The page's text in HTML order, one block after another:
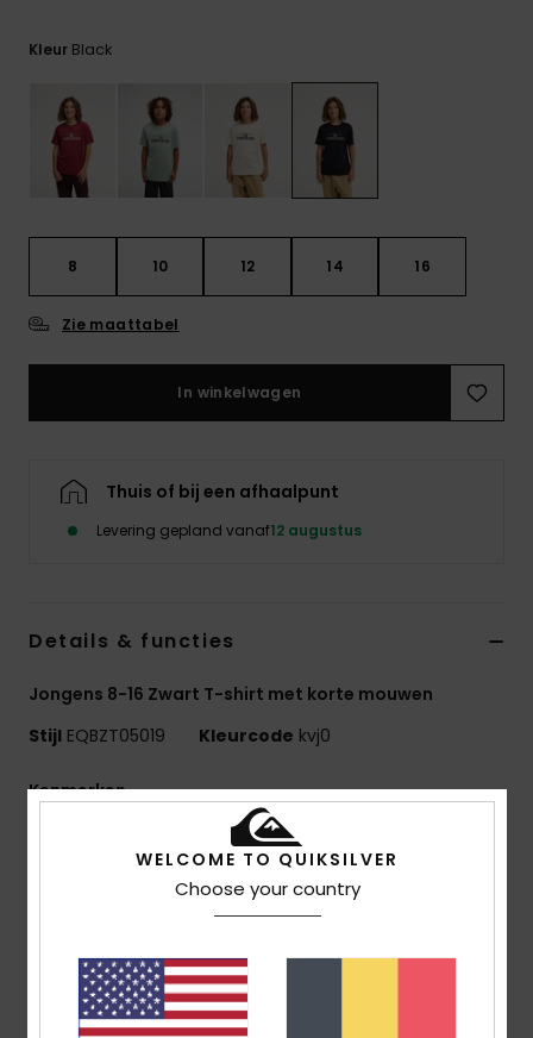
Kleur Black
8 10 12 14 16
Zie maattabel
In winkelwagen
Thuis of bij een afhaalpunt
Levering gepland vanaf12 augustus
Details & functies
Jongens 8-16 Zwart T-shirt met korte mouwen
Stijl EQBZT05019 Kleurcode kvj0
Kenmerken
25% gerecycled katoen uit pre-consumer
[160 G/M2]
Pasvorm:Regular fit
Halslijn:Halslijn: Ronde hals
WELCOME TO QUIKSILVER
Choose your country